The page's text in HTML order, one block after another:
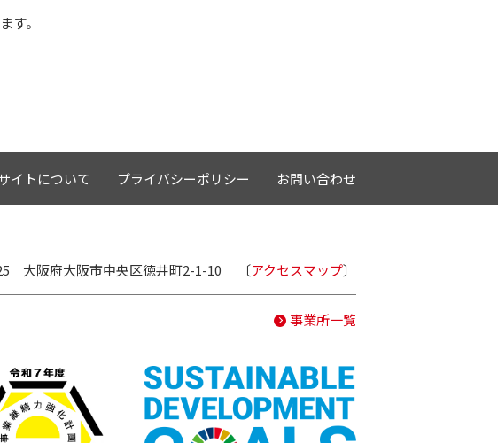
す。
イトについて プライバシーポリシー お問い合わせ
大阪府大阪市中央区徳井町2-1-10 〔アクセスマップ〕
事業所一覧